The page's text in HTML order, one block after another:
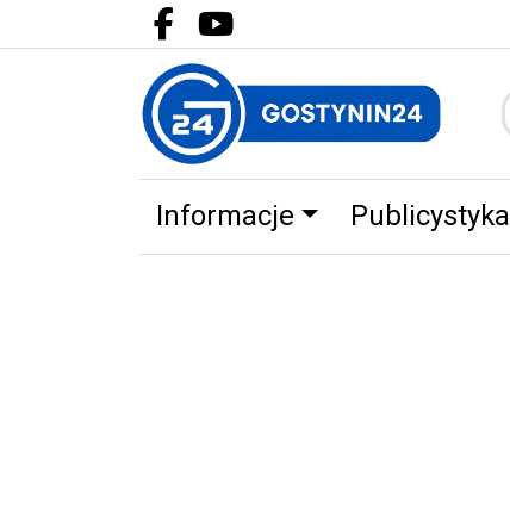
Facebook.com
Youtube.com
Informacje Publicystyka